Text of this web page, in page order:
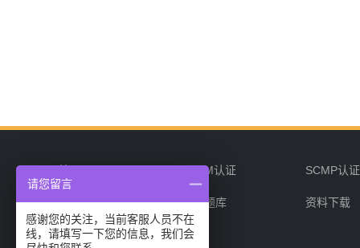
CPPM认证 SCMP认证
企业培训 在线题库 资料下载
联系我们
请您留言
感谢您的关注，当前客服人员不在
线，请填写一下您的信息，我们会